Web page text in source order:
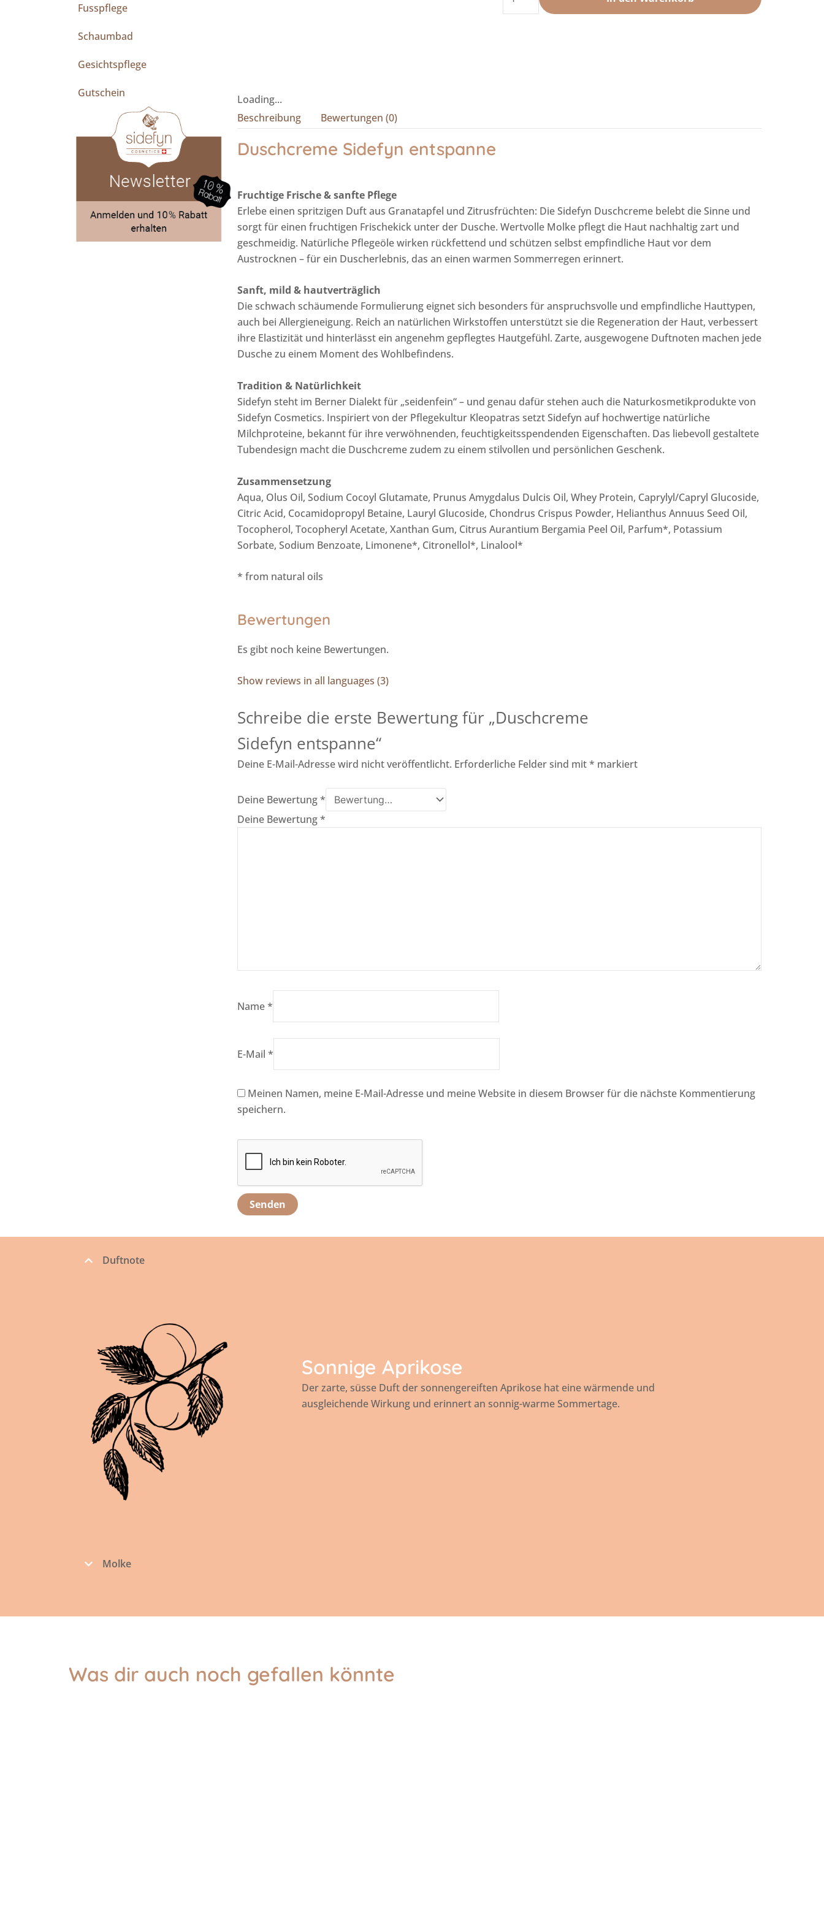
Fusspflege
Schaumbad
Gesichtspflege
Gutschein
Sidefyn
Loading...
Beschreibung
Bewertungen (0)
Duschcreme Sidefyn entspanne
Fruchtige Frische & sanfte Pflege
Erlebe einen spritzigen Duft aus Granatapfel und Zitrusfrüchten: Die Sidefyn Duschcreme belebt die Sinne und
sorgt für einen fruchtigen Frischekick unter der Dusche. Wertvolle Molke pflegt die Haut nachhaltig zart und
geschmeidig. Natürliche Pflegeöle wirken rückfettend und schützen selbst empfindliche Haut vor dem
Austrocknen – für ein Duscherlebnis, das an einen warmen Sommerregen erinnert.
Sanft, mild & hautverträglich
Die schwach schäumende Formulierung eignet sich besonders für anspruchsvolle und empfindliche Hauttypen,
auch bei Allergieneigung. Reich an natürlichen Wirkstoffen unterstützt sie die Regeneration der Haut, verbessert
ihre Elastizität und hinterlässt ein angenehm gepflegtes Hautgefühl. Zarte, ausgewogene Duftnoten machen jede
Dusche zu einem Moment des Wohlbefindens.
Tradition & Natürlichkeit
Sidefyn steht im Berner Dialekt für „seidenfein“ – und genau dafür stehen auch die Naturkosmetikprodukte von
Sidefyn Cosmetics. Inspiriert von der Pflegekultur Kleopatras setzt Sidefyn auf hochwertige natürliche
Milchproteine, bekannt für ihre verwöhnenden, feuchtigkeitsspendenden Eigenschaften. Das liebevoll gestaltete
Tubendesign macht die Duschcreme zudem zu einem stilvollen und persönlichen Geschenk.
Zusammensetzung
Aqua, Olus Oil, Sodium Cocoyl Glutamate, Prunus Amygdalus Dulcis Oil, Whey Protein, Caprylyl/Capryl Glucoside,
Citric Acid, Cocamidopropyl Betaine, Lauryl Glucoside, Chondrus Crispus Powder, Helianthus Annuus Seed Oil,
Tocopherol, Tocopheryl Acetate, Xanthan Gum, Citrus Aurantium Bergamia Peel Oil, Parfum*, Potassium
Sorbate, Sodium Benzoate, Limonene*, Citronellol*, Linalool*
* from natural oils
Bewertungen
Es gibt noch keine Bewertungen.
Show reviews in all languages (3)
Schreibe die erste Bewertung für „Duschcreme
Sidefyn entspanne“
Deine E-Mail-Adresse wird nicht veröffentlicht. Erforderliche Felder sind mit* markiert
Deine Bewertung*
Deine Bewertung*
Name*
E-Mail *
Meinen Namen, meine E-Mail-Adresse und meine Website in diesem Browser für die nächste Kommentierung
speichern.
Duftnote
Sonnige Aprikose
Der zarte, süsse Duft der sonnengereiften Aprikose hat eine wärmende und
ausgleichende Wirkung und erinnert an sonnig-warme Sommertage.
Molke
Was dir auch noch gefallen könnte